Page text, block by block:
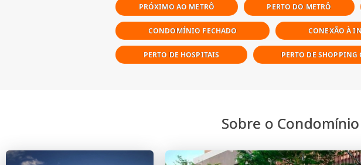
PRÓXIMO AO METRÔ PERTO DO METRÔ
CONDOMÍNIO FECHADO CONEXÃO À
PERTO DE HOSPITAIS PERTO DE SHOPPING
Sobre o